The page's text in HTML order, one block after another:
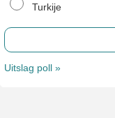
Turkije
Uitslag poll »